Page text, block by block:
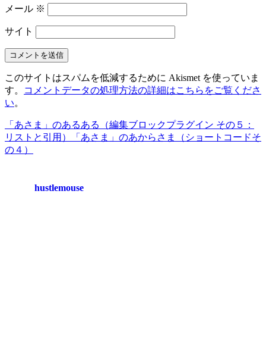
メール ※
サイト
このサイトはスパムを低減するために Akismet を使っていま
す。
コメントデータの処理方法の詳細はこちらをご覧くださ
い。
「あさま」のあるある（編集ブロックプラグイン その５：
リストと引用）
「あさま」のあからさま（ショートコードそ
の４）
hustlemouse